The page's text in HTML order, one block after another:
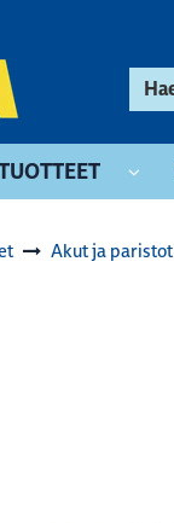
Akut ja paristot